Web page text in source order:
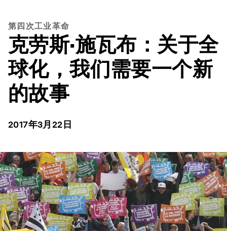
第四次工业革命
克劳斯·施瓦布：关于全
球化，我们需要一个新
的故事
2017年3月22日